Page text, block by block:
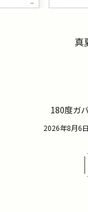
真
180度ガ
2026年8月6